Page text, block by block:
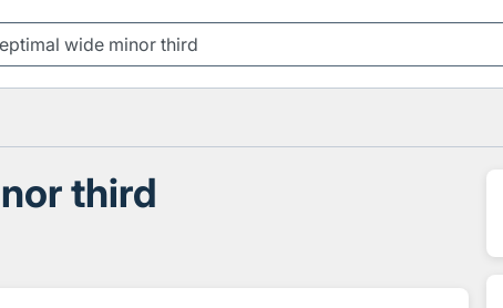
third